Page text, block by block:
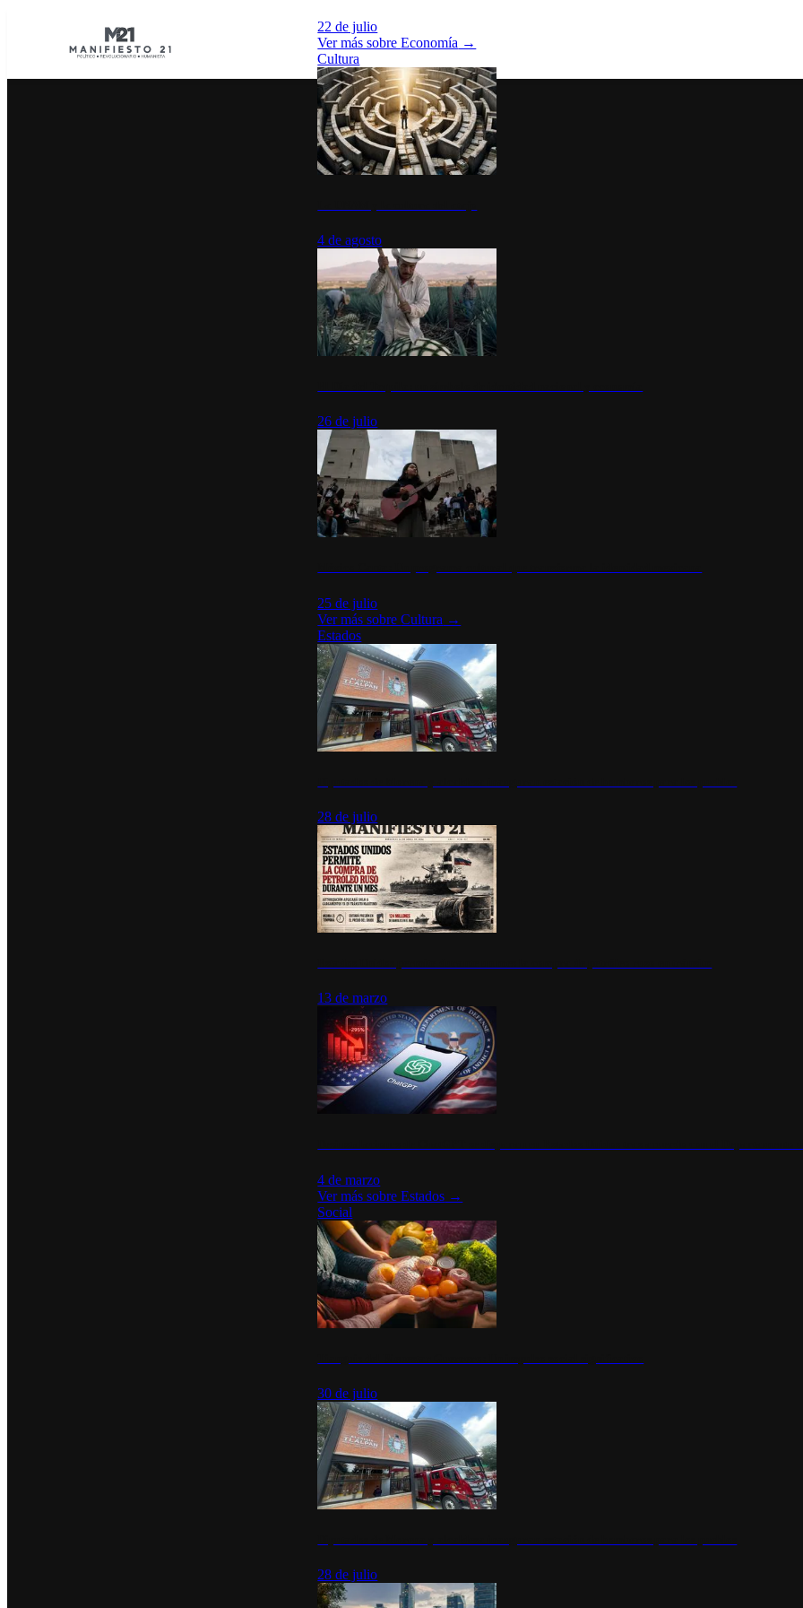
22 de julio
Ver más sobreEconomía →
Cultura
4 de agosto
26 de julio
25 de julio
Ver más sobreCultura →
Estados
28 de julio
13 de marzo
4 de marzo
Ver más sobreEstados →
Social
30 de julio
28 de julio